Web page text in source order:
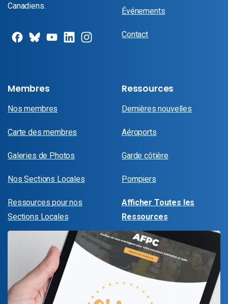
Canadiens.
Événements
Contact
Membres
Nos membres
Carte des membres
Galeries de Photos
Nos Sections Locales
Ressources pour nos
Sections Locales
Ressources
Dernières nouvelles
Aéroports
Garde côtière
Pompiers
Afficher Toutes les
Ressources